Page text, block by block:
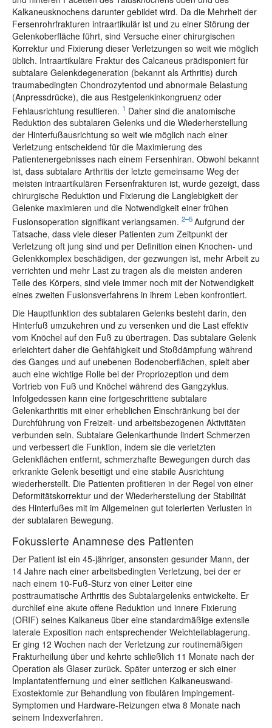
Kalkaneusknochens darunter gebildet wird. Da die Mehrheit der
Fersenrohrfrakturen intraartikulär ist und zu einer Störung der
Gelenkoberfläche führt, sind Versuche einer chirurgischen
Korrektur und Fixierung dieser Verletzungen so weit wie möglich
üblich. Intraartikuläre Fraktur des Calcaneus prädisponiert für
subtalare Gelenkdegeneration (bekannt als Arthritis) durch
traumabedingten Chondrozytentod und abnormale Belastung
(Anpressdrücke), die aus Restgelenkinkongruenz oder
Fehlausrichtung resultieren. 1 Daher sind die anatomische
Reduktion des subtalaren Gelenks und die Wiederherstellung
der Hinterfußausrichtung so weit wie möglich nach einer
Verletzung entscheidend für die Maximierung des
Patientenergebnisses nach einem Fersenhiran. Obwohl bekannt
ist, dass subtalare Arthritis der letzte gemeinsame Weg der
meisten intraartikulären Fersenfrakturen ist, wurde gezeigt, dass
chirurgische Reduktion und Fixierung die Langlebigkeit der
Gelenke maximieren und die Notwendigkeit einer frühen
Fusionsoperation signifikant verlangsamen. 2–5Aufgrund der
Tatsache, dass viele dieser Patienten zum Zeitpunkt der
Verletzung oft jung sind und per Definition einen Knochen- und
Gelenkkomplex beschädigen, der gezwungen ist, mehr Arbeit zu
verrichten und mehr Last zu tragen als die meisten anderen
Teile des Körpers, sind viele immer noch mit der Notwendigkeit
eines zweiten Fusionsverfahrens in ihrem Leben konfrontiert.
Die Hauptfunktion des subtalaren Gelenks besteht darin, den
Hinterfuß umzukehren und zu versenken und die Last effektiv
vom Knöchel auf den Fuß zu übertragen. Das subtalare Gelenk
erleichtert daher die Gehfähigkeit und Stoßdämpfung während
des Ganges und auf unebenen Bodenoberflächen, spielt aber
auch eine wichtige Rolle bei der Propriozeption und dem
Vortrieb von Fuß und Knöchel während des Gangzyklus.
Infolgedessen kann eine fortgeschrittene subtalare
Gelenkarthritis mit einer erheblichen Einschränkung bei der
Durchführung von Freizeit- und arbeitsbezogenen Aktivitäten
verbunden sein. Subtalare Gelenkarthunde lindert Schmerzen
und verbessert die Funktion, indem sie die verletzten
Gelenkflächen entfernt, schmerzhafte Bewegungen durch das
erkrankte Gelenk beseitigt und eine stabile Ausrichtung
wiederherstellt. Die Patienten profitieren in der Regel von einer
Deformitätskorrektur und der Wiederherstellung der Stabilität
des Hinterfußes mit im Allgemeinen gut tolerierten Verlusten in
der subtalaren Bewegung.
Fokussierte Anamnese des Patienten
Der Patient ist ein 45-jähriger, ansonsten gesunder Mann, der
14 Jahre nach einer arbeitsbedingten Verletzung, bei der er
nach einem 10-Fuß-Sturz von einer Leiter eine
posttraumatische Arthritis des Subtalargelenks entwickelte. Er
durchlief eine akute offene Reduktion und innere Fixierung
(ORIF) seines Kalkaneus über eine standardmäßige extensile
laterale Exposition nach entsprechender Weichteilablagerung.
Er ging 12 Wochen nach der Verletzung zur routinemäßigen
Frakturheilung über und kehrte schließlich 11 Monate nach der
Operation als Glaser zurück. Später unterzog er sich einer
Implantatentfernung und einer seitlichen Kalkaneuswand-
Exostektomie zur Behandlung von fibulären Impingement-
Symptomen und Hardware-Reizungen etwa 8 Monate nach
seinem Indexverfahren.